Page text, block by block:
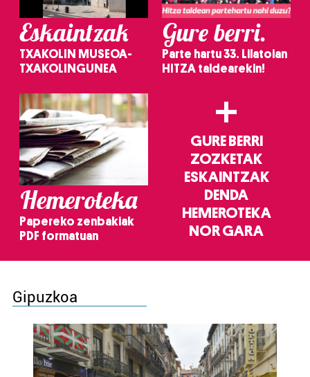
Eskaintzak
TXAKOLIN MUSEOA-
TXAKOLINGUNEA
Gure berri.
Parte hartu 33. Lilatoian
HITZA taldearekin!
Hemeroteka
Papereko zenbakiak
PDF formatuan
+
GURE BERRI
ZOZKETAK
ESKAINTZAK
DENDA
HEMEROTEKA
NOR GARA
Gipuzkoa